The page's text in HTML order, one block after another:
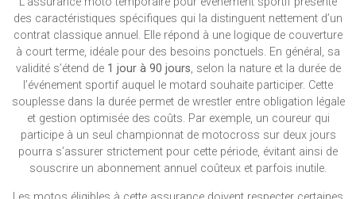
des caractéristiques spécifiques qui la distinguent nettement d’un
contrat classique annuel. Elle répond à une logique de couverture
à court terme, idéale pour des besoins ponctuels. En général, sa
validité s’étend de 1 jour à 90 jours, selon la nature et la durée de
l’événement sportif auquel le motard souhaite participer. Cette
souplesse dans la durée permet de wrestler entre obligation légale
et gestion optimisée des coûts. Par exemple, un coureur qui
participe à un seul championnat de motocross sur deux jours
pourra s’assurer strictement pour cette période, évitant ainsi de
souscrire un abonnement annuel coûteux et parfois inutile.